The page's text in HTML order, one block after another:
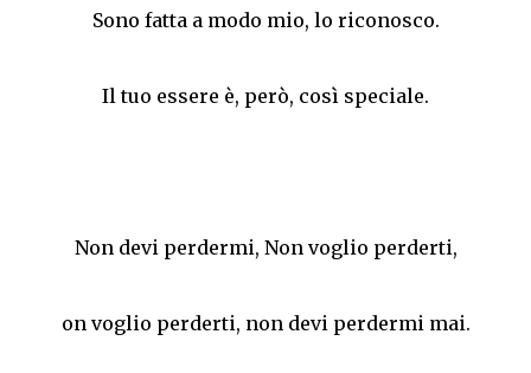
Sono fatta a modo mio, lo riconosco.
Il tuo essere è, però, così speciale.
Non devi perdermi, Non voglio perderti,
on voglio perderti, non devi perdermi mai.